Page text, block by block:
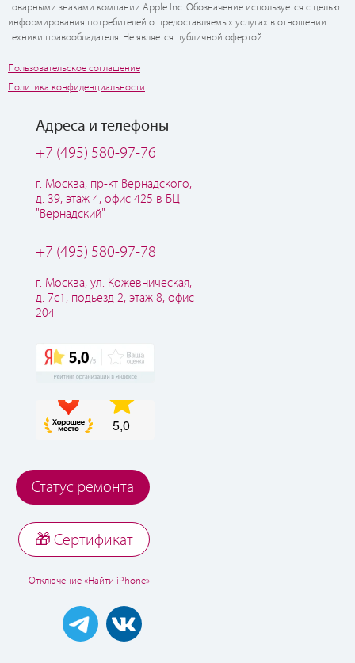
товарными знаками компании Apple Inc. Обозначение используется с целью
информирования потребителей о предоставляемых услугах в отношении
техники правообладателя. Не является публичной офертой.
Пользовательское соглашение
Политика конфиденциальности
Адреса и телефоны
+7 (495) 580-97-76
г. Москва, пр-кт Вернадского,
д. 39, этаж 4, офис 425 в БЦ
"Вернадский"
+7 (495) 580-97-78
г. Москва, ул. Кожевническая,
д. 7с1, подьезд 2, этаж 8, офис
204
Статус ремонта
🎁 Cертификат
Отключение «Найти iPhone»